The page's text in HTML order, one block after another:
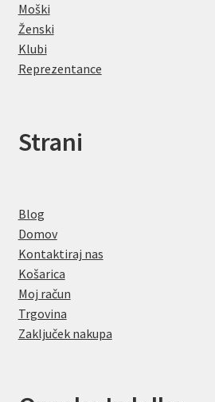
Moški
Ženski
Klubi
Reprezentance
Strani
Blog
Domov
Kontaktiraj nas
Košarica
Moj račun
Trgovina
Zaključek nakupa